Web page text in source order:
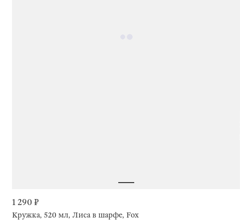
1 290 ₽
Кружка, 520 мл, Лиса в шарфе, Fox